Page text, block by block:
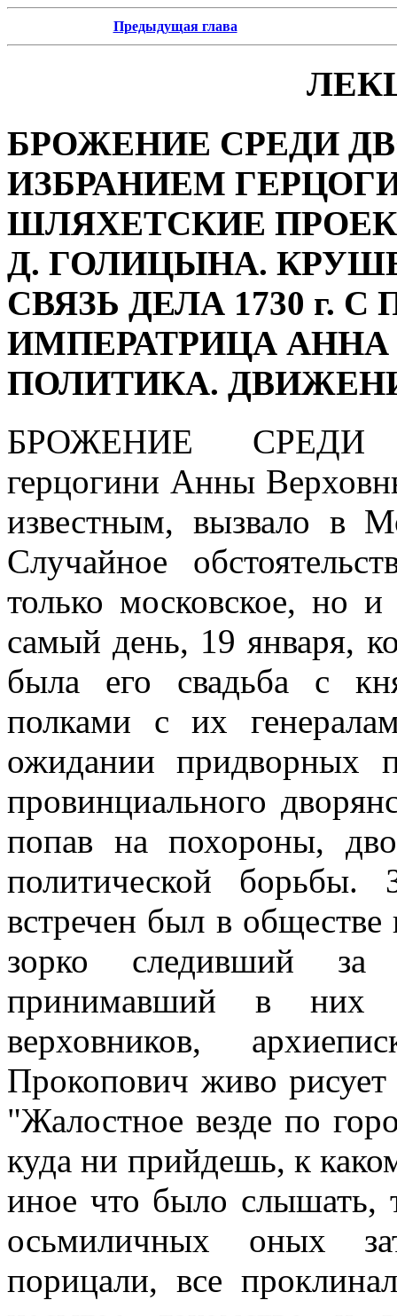
Предыдущая глава
БРОЖЕНИЕ СРЕДИ
ИЗБРАНИЕМ
ШЛЯХЕТСКИЕ
Д. ГОЛИЦЫНА.
СВЯЗЬ ДЕЛА 1730 г.
ИМПЕРАТРИЦА
ПОЛИТИКА.
БРОЖЕНИЕ СРЕДИ
герцогини Анны
известным, вызвало в
Случайное
только московское, но
самый день, 19 января,
была его свадьба с
полками с их
ожидании придворных
провинциального
попав на похороны,
политической борьбы.
встречен был в
зорко следивший
принимавший в них
верховников,
Прокопович живо
"Жалостное везде по
куда ни прийдешь, к
иное что было слышать,
осьмиличных оных
порицали, все